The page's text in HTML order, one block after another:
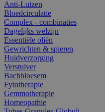
Anti-Luizen
Bloedcirculatie
Complex - combinaties
Dagelijks welzijn
Essentiële oliën
Gewrichten & spieren
Huidverzorging
Verstuiver
Bachbloesem
Fytotherapie
Gemmotherapie
Homeopathie